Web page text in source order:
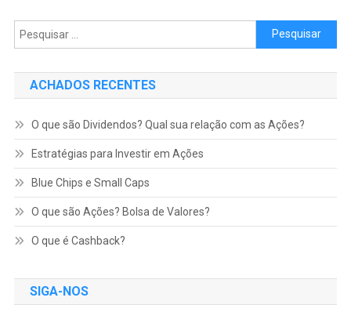
Pesquisar por:
ACHADOS RECENTES
O que são Dividendos? Qual sua relação com as Ações?
Estratégias para Investir em Ações
Blue Chips e Small Caps
O que são Ações? Bolsa de Valores?
O que é Cashback?
SIGA-NOS